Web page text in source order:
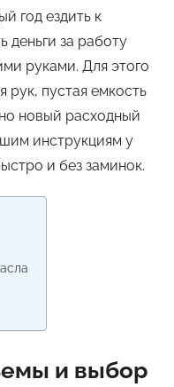
год ездить к
деньги за работу
руками. Для этого
рук, пустая емкость
новый расходный
инструкциям у
и без заминок.
и выбор